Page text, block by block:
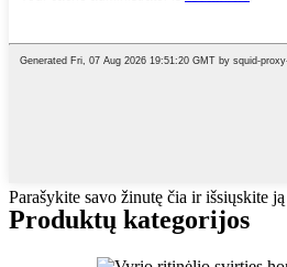
Parašykite savo žinutę čia ir išsiųskite
Produktų kategorijos